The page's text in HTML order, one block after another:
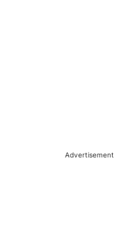
Advertisement